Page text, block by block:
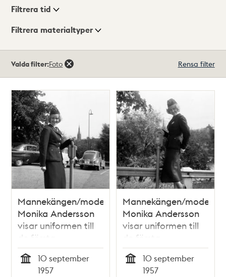
Visningsläge
Filtrera tid
Filtrera materialtyper
träffar
Valda filter:Foto Rensa filter
Mannekängen/modellen
Monika Andersson
visar uniformen till
de första
parkeringsvakterna.
Enbart kvinnor
anställdes
10 september
1957
Mannekängen/modellen
Monika Andersson
visar uniformen till
de första
parkeringsvakterna.
Enbart kvinnor
anställdes
10 september
1957